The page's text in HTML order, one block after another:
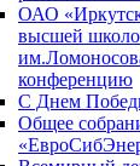
ОАО
высшей
конференцию
С Днем
Общее